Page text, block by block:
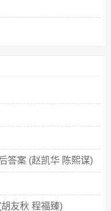
答案 (赵凯华 陈熙谋)
友秋 程福臻)